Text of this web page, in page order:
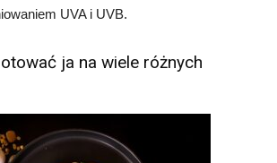
UVA i UVB.
ja na wiele różnych